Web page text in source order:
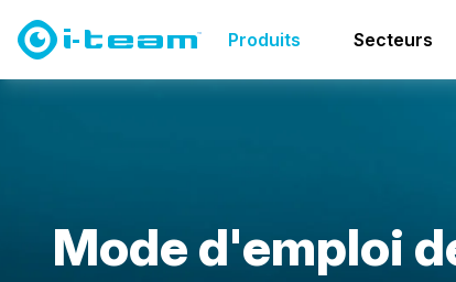
Produits Secteurs
Co-botics co-botic family Vidéos
Moded'emploi d